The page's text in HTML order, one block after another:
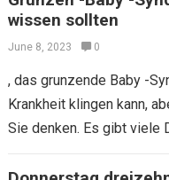
wissen sollten
June 8, 2023 0
, das grunzende Baby -
Krankheit klingen kann,
Sie denken. Es gibt viele